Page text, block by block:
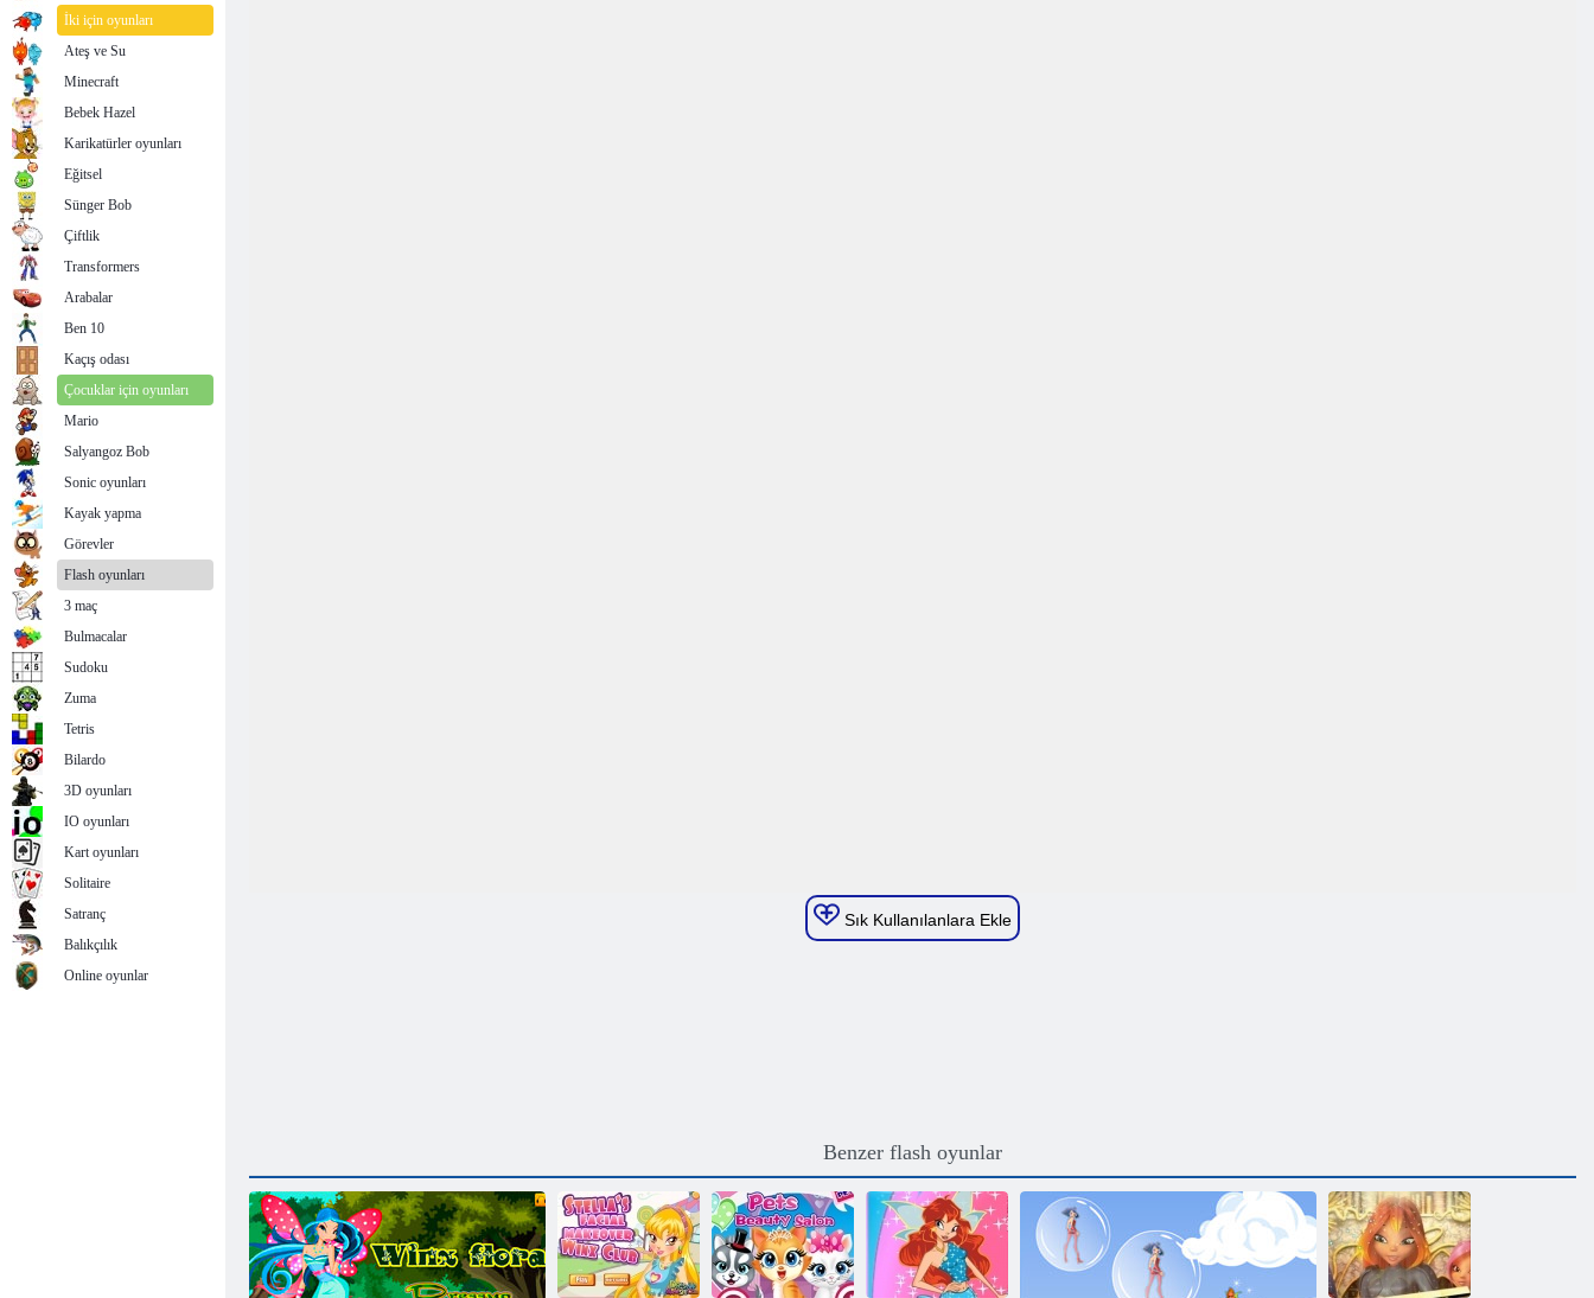
Sık Kullanılanlara Ekle
Benzer flash oyunlar
İki için oyunları
Ateş ve Su
Minecraft
Bebek Hazel
Karikatürler oyunları
Eğitsel
Sünger Bob
Çiftlik
Transformers
Arabalar
Ben 10
Kaçış odası
Çocuklar için oyunları
Mario
Salyangoz Bob
Sonic oyunları
Kayak yapma
Görevler
Flash oyunları
3 maç
Bulmacalar
Sudoku
Zuma
Tetris
Bilardo
3D oyunları
IO oyunları
Kart oyunları
Solitaire
Satranç
Balıkçılık
Online oyunlar